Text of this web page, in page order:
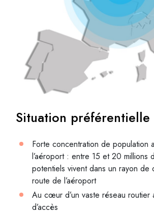
Situation préférentielle
Forte concentration de population
l’aéroport : entre 15 et 20 millions
potentiels vivent dans un rayon de
route de l’aéroport
Au cœur d’un vaste réseau routier
d’accès